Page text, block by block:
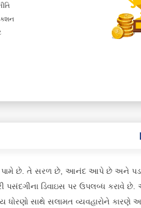
પામે છે. તે સરળ છે, આનંદ આપે છે અને
ડિવાઇસ પર ઉપલબ્ધ કરાવે છે.
સાથે સલામત વ્યવહારોને કારણે